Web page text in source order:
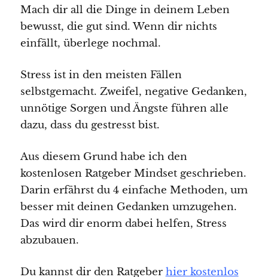
Mach dir all die Dinge in deinem Leben
bewusst, die gut sind. Wenn dir nichts
einfällt, überlege nochmal.
Stress ist in den meisten Fällen
selbstgemacht. Zweifel, negative Gedanken,
unnötige Sorgen und Ängste führen alle
dazu, dass du gestresst bist.
Aus diesem Grund habe ich den
kostenlosen Ratgeber Mindset geschrieben.
Darin erfährst du 4 einfache Methoden, um
besser mit deinen Gedanken umzugehen.
Das wird dir enorm dabei helfen, Stress
abzubauen.
Du kannst dir den Ratgeber hier kostenlos